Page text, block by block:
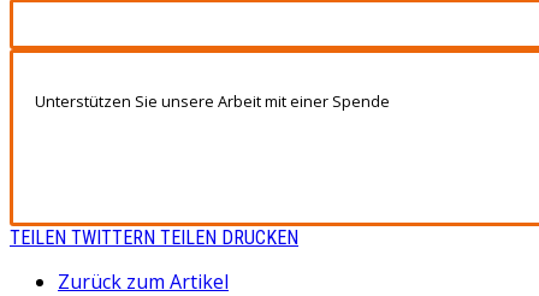
Unterstützen Sie unsere Arbeit mit einer Spende
TEILEN TWITTERN TEILEN DRUCKEN
Zurück zum Artikel